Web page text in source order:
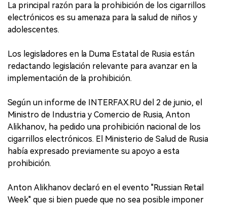
La principal razón para la prohibición de los cigarrillos
electrónicos es su amenaza para la salud de niños y
adolescentes.
Los legisladores en la Duma Estatal de Rusia están
redactando legislación relevante para avanzar en la
implementación de la prohibición.
Según un informe de INTERFAX.RU del 2 de junio, el
Ministro de Industria y Comercio de Rusia, Anton
Alikhanov, ha pedido una prohibición nacional de los
cigarrillos electrónicos. El Ministerio de Salud de Rusia
había expresado previamente su apoyo a esta
prohibición.
Anton Alikhanov declaró en el evento "Russian Retail
Week" que si bien puede que no sea posible imponer